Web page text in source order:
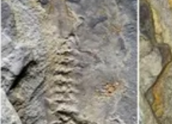
Społeczeństwo
Wojna na Ukrainie
Świat